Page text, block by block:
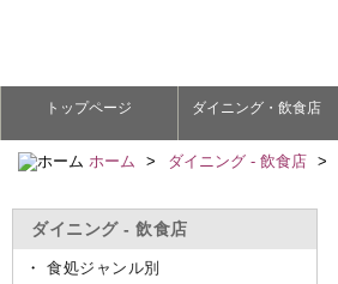
トップページ ダイニング・飲食店
ホーム ダイニング - 飲食店
ダイニング - 飲食店
・食処ジャンル別